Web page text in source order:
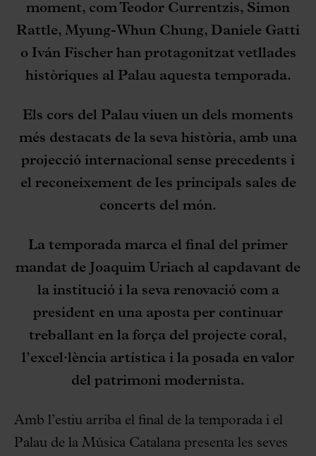
moment, com Teodor Currentzis, Simon
Rattle, Myung-Whun Chung, Daniele Gatti
o Iván Fischer han protagonitzat vetllades
històriques al Palau aquesta temporada.
Els cors del Palau viuen un dels moments
més destacats de la seva història, amb una
projecció internacional sense precedents i
el reconeixement de les principals sales de
concerts del món.
La temporada marca el final del primer
mandat de Joaquim Uriach al capdavant de
la institució i la seva renovació com a
president en una aposta per continuar
treballant en la força del projecte coral,
l’excel·lència artística i la posada en valor
del patrimoni modernista.
Amb l’estiu arriba el final de la temporada i el
Palau de la Música Catalana presenta les seves